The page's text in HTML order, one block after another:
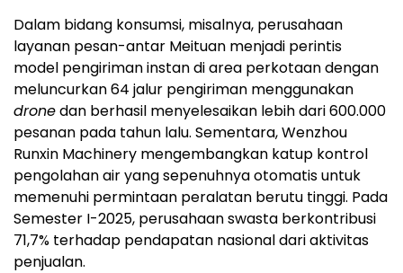
Dalam bidang konsumsi, misalnya, perusahaan
layanan pesan-antar Meituan menjadi perintis
model pengiriman instan di area perkotaan dengan
meluncurkan 64 jalur pengiriman menggunakan
dronedan berhasil menyelesaikan lebih dari 600.000
pesanan pada tahun lalu. Sementara, Wenzhou
Runxin Machinery mengembangkan katup kontrol
pengolahan air yang sepenuhnya otomatis untuk
memenuhi permintaan peralatan berutu tinggi. Pada
Semester I-2025, perusahaan swasta berkontribusi
71,7% terhadap pendapatan nasional dari aktivitas
penjualan.